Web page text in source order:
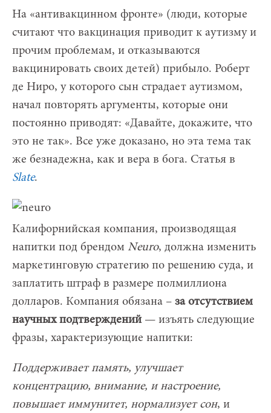
На «антивакцинном фронте» (люди, которые
считают что вакцинация приводит к аутизму и
прочим проблемам, и отказываются
вакцинировать своих детей) прибыло. Роберт
де Ниро, у которого сын страдает аутизмом,
начал повторять аргументы, которые они
постоянно приводят: «Давайте, докажите, что
это не так». Все уже доказано, но эта тема так
же безнадежна, как и вера в бога. Статья в
Slate.
Калифорнийская компания, производящая
напитки под брендом Neuro, должна изменить
маркетинговую стратегию по решению суда, и
заплатить штраф в размере полмиллиона
долларов. Компания обязана – за отсутствием
научных подтверждений— изъять следующие
фразы, характеризующие напитки:
Поддерживает память, улучшает
концентрацию, внимание, и настроение,
повышает иммунитет, нормализует сон, и